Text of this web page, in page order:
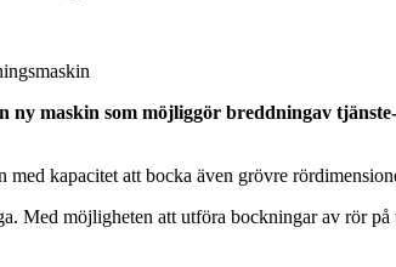
ny maskin som möjliggör breddningav
kapacitet att bocka även grövre
Med möjligheten att utföra bockningar av rör